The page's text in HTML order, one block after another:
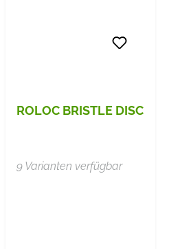
ROLOC BRISTLE DISC
9 Varianten verfügbar